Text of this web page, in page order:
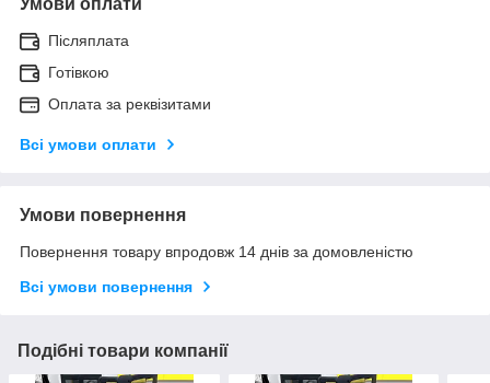
Післяплата
Готівкою
Оплата за реквізитами
Всі умови оплати
Умови повернення
Повернення товару впродовж 14 днів за домовленістю
Всі умови повернення
Подібні товари компанії